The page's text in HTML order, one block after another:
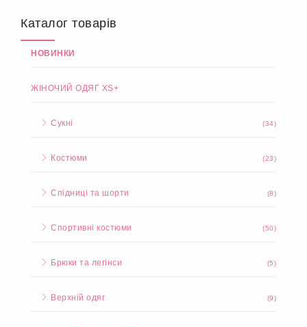
Каталог товарів
НОВИНКИ
ЖІНОЧИЙ ОДЯГ XS+
Сукні (34)
Костюми (23)
Спідниці та шорти (8)
Спортивні костюми (50)
Брюки та легінси (5)
Верхній одяг (9)